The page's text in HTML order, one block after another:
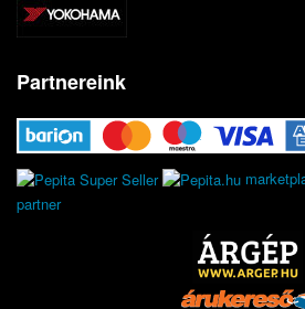
Partnereink
partner